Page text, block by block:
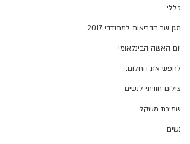
כללי
מגן שר הבריאות למתנדבי 2017
יום האשה הבינלאומי
לחפש את החלום.
צילום חוויתי לנשים
שמירת משקל
נשים